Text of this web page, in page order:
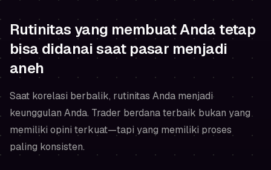
Rutinitas yang membuat Anda tetap
bisa didanai saat pasar menjadi
aneh
Saat korelasi berbalik, rutinitas Anda menjadi
keunggulan Anda. Trader berdana terbaik bukan yang
memiliki opini terkuat—tapi yang memiliki proses
paling konsisten.